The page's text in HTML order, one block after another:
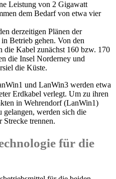
Leistung von 2 Gigawatt
dem Bedarf von etwa vier
derzeitigen Plänen der
Betrieb gehen. Von den
die Kabel zunächst 160 bzw. 170
die Insel Norderney und
die Küste.
und LanWin3 werden etwa
Erdkabel verlegt. Um zu ihren
in Wehrendorf (LanWin1)
werden sich die
Strecke trennen.
für die